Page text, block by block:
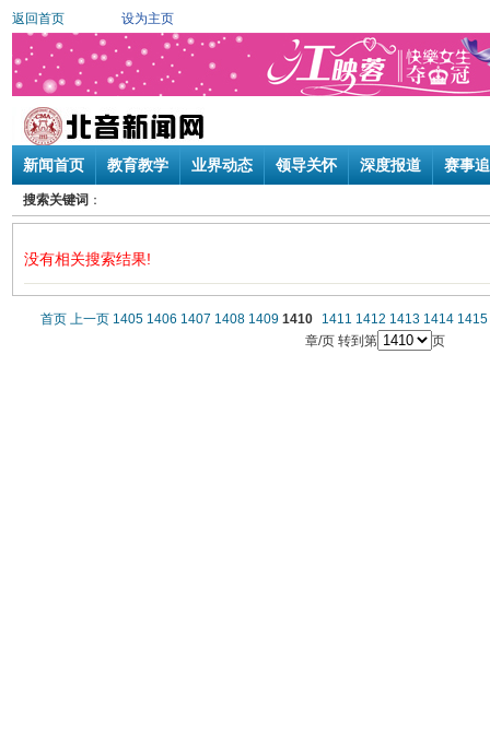
返回首页 设为主页
新闻首页 教育教学 业界动态 领导关怀 深度报道 赛事
搜索关键词 ：
没有相关搜索结果!
首页 上一页 1405 1406 1407 1408 1409 1410 1411 1412 1413 1414 1415
章/页 转到第
页